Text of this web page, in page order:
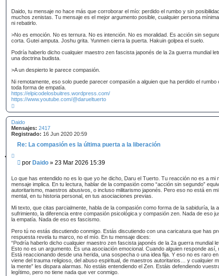
r
n
s
a
e
Daido, tu mensaje no hace más que corroborar el mío: perdido el rumbo y sin
muchos zenistas. Tu mensaje es el mejor argumento posible, cualquier persona
ni rebatirlo.
>No es emoción. No es ternura. No es intención. No es moralidad. Es acción sin
corta. Gutei amputa. Joshu grita. Yunmen cierra la puerta. Hakuin golpea el suelo.
Podría haberlo dicho cualquier maestro zen fascista japonés de la 2a guerra mundial
una doctrina budista.
>A un despierto le parece compasión.
Ni remotamente, eso solo puede parecer compasión a alguien que ha perdido el
toda forma de empatía.
https://elpicodelosbuitres.wordpress.com/
https://www.youtube.com/@darueltuerto
r
i
b
a
Daido
Mensajes: 2417
Registrado: 16 Jun 2020 20:59
Re: La compasión es la última puerta a la liberación
r
M
n
s
a
j
e
por Daido » 23 Mar 2026 15:39
Lo que has entendido no es lo que yo he dicho, Daru el Tuerto. Tu reacción no es a
mensaje implica. En tu lectura, hablar de la compasión como “acción sin segundo”
autoritarismo, maestros abusivos, o incluso militarismo japonés. Pero eso no está en
mental, en tu historia personal, en tus asociaciones previas.
Mi texto, que citas parcialmente, habla de la compasión como forma de la sabiduría, la
sufrimiento, la diferencia entre compasión psicológica y compasión zen. Nada de eso
la empatía. Nada de eso es fascismo.
Pero tú no estás discutiendo conmigo. Estás discutiendo con una caricatura que has
respuesta revela tu marco, no el mío. En tu mensaje dices:
“Podría haberlo dicho cualquier maestro zen fascista japonés de la 2a guerra mundial
Esto no es un argumento. Es una asociación emocional. Cuando alguien responde
Está reaccionando desde una herida, una sospecha o una idea fija. Y eso no es raro
viene del trauma religioso, del abuso espiritual, de maestros autoritarios… y cualquier
la mente” les dispara alarmas. No estáis entendiendo el Zen. Estáis defendiendo
legítimo, pero no tiene nada que ver conmigo.